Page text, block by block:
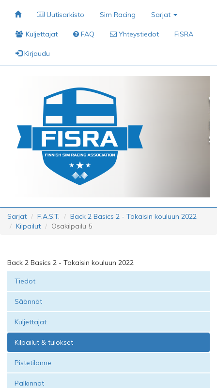
Uutisarkisto Sim Racing Sarjat
Kuljettajat FAQ Yhteystiedot FiSRA
Kirjaudu
Sarjat F.A.S.T.
Back 2 Basics 2 - Takaisin kouluun 2022
Kilpailut
Osakilpailu 5
Back 2 Basics 2 - Takaisin kouluun 2022
Tiedot
Säännöt
Kuljettajat
Kilpailut & tulokset
Pistetilanne
Palkinnot